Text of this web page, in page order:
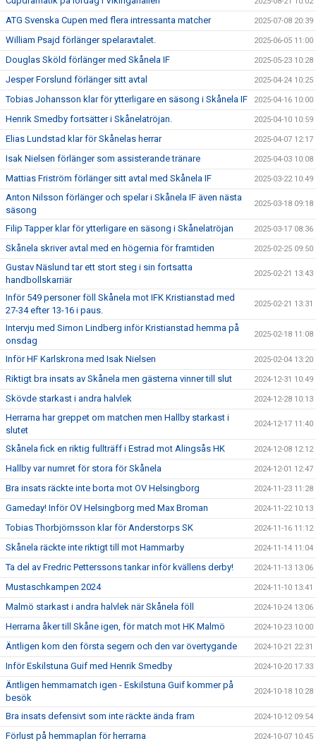
ATG Svenska Cupen med flera intressanta matcher 2025-07-08 20:39
William Psajd förlänger spelaravtalet. 2025-06-05 11:00
Douglas Sköld förlänger med Skånela IF 2025-05-23 10:28
Jesper Forslund förlänger sitt avtal 2025-04-24 10:25
Tobias Johansson klar för ytterligare en säsong i Skånela IF 2025-04-16 10:00
Henrik Smedby fortsätter i Skånelatröjan. 2025-04-10 10:59
Elias Lundstad klar för Skånelas herrar 2025-04-07 12:17
Isak Nielsen förlänger som assisterande tränare 2025-04-03 10:08
Mattias Friström förlänger sitt avtal med Skånela IF 2025-03-22 10:49
Anton Nilsson förlänger och spelar i Skånela IF även nästa
säsong
2025-03-18 09:18
Filip Tapper klar för ytterligare en säsong i Skånelatröjan 2025-03-17 08:36
Skånela skriver avtal med en högernia för framtiden 2025-02-25 09:50
Gustav Näslund tar ett stort steg i sin fortsatta
handbollskarriär
2025-02-21 13:43
Inför 549 personer föll Skånela mot IFK Kristianstad med
27-34 efter 13-16 i paus.
2025-02-21 13:31
Intervju med Simon Lindberg inför Kristianstad hemma på
onsdag
2025-02-18 11:08
Inför HF Karlskrona med Isak Nielsen 2025-02-04 13:20
Riktigt bra insats av Skånela men gästerna vinner till slut 2024-12-31 10:49
Skövde starkast i andra halvlek 2024-12-28 10:13
Herrarna har greppet om matchen men Hallby starkast i
slutet
2024-12-17 11:40
Skånela fick en riktig fullträff i Estrad mot Alingsås HK 2024-12-08 12:12
Hallby var numret för stora för Skånela 2024-12-01 12:47
Bra insats räckte inte borta mot OV Helsingborg 2024-11-23 11:28
Gameday! Inför OV Helsingborg med Max Broman 2024-11-22 10:13
Tobias Thorbjörnsson klar för Anderstorps SK 2024-11-16 11:12
Skånela räckte inte riktigt till mot Hammarby 2024-11-14 11:04
Ta del av Fredric Petterssons tankar inför kvällens derby! 2024-11-13 13:06
Mustaschkampen 2024 2024-11-10 13:41
Malmö starkast i andra halvlek när Skånela föll 2024-10-24 13:06
Herrarna åker till Skåne igen, för match mot HK Malmö 2024-10-23 10:00
Äntligen kom den första segern och den var övertygande 2024-10-21 22:31
Inför Eskilstuna Guif med Henrik Smedby 2024-10-20 17:33
Äntligen hemmamatch igen - Eskilstuna Guif kommer på
besök
2024-10-18 10:28
Bra insats defensivt som inte räckte ända fram 2024-10-12 09:54
Förlust på hemmaplan för herrarna 2024-10-07 10:45